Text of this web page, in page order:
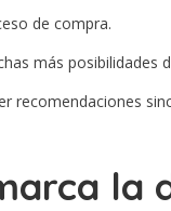
de compra.
más posibilidades
recomendaciones
la